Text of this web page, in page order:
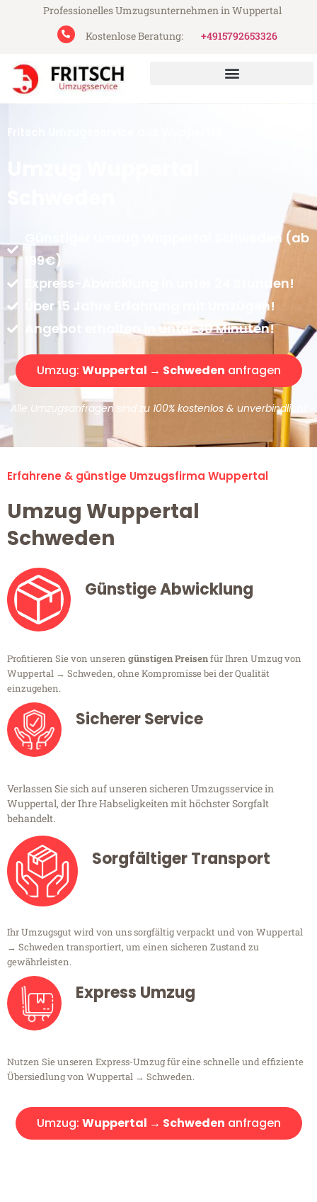
Professionelles Umzugsunternehmen in Wuppertal
Kostenlose Beratung:
+4915792653326
Fritsch Umzugsservice aus Wuppertal
Günstiger Umzug Wuppertal Schweden (ab
199€)
Express-Abwicklung in unter 24 Stunden!
Über 15 Jahre Erfahrung mit Umzügen!
Angebot erhalten in unter 30 Minuten!
Umzug: Wuppertal → Schweden anfragen
Alle Umzugsanfragen sind zu 100% kostenlos & unverbindlich!
Erfahrene & günstige Umzugsfirma Wuppertal
Umzug Wuppertal
Schweden
Günstige Abwicklung
Profitieren Sie von unseren günstigen Preisenfür Ihren Umzug von
Wuppertal → Schweden, ohne Kompromisse bei der Qualität
einzugehen.
Sicherer Service
Verlassen Sie sich auf unseren sicheren Umzugsservice in
Wuppertal, der Ihre Habseligkeiten mit höchster Sorgfalt
behandelt.
Sorgfältiger Transport
Ihr Umzugsgut wird von uns sorgfältig verpackt und von Wuppertal
→ Schweden transportiert, um einen sicheren Zustand zu
gewährleisten.
Express Umzug
Nutzen Sie unseren Express-Umzug für eine schnelle und effiziente
Übersiedlung von Wuppertal → Schweden.
Umzug: Wuppertal → Schweden anfragen